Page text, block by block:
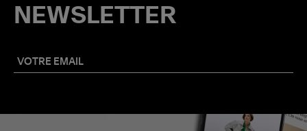
NEWSLETTER